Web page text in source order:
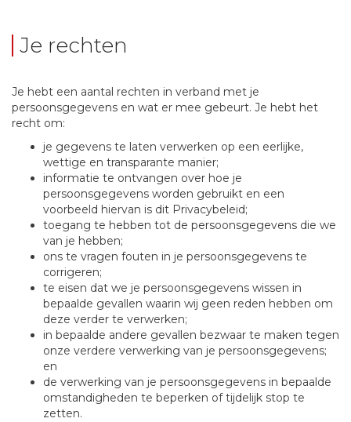
Je rechten
Je hebt een aantal rechten in verband met je
persoonsgegevens en wat er mee gebeurt. Je hebt het
recht om:
je gegevens te laten verwerken op een eerlijke,
wettige en transparante manier;
informatie te ontvangen over hoe je
persoonsgegevens worden gebruikt en een
voorbeeld hiervan is dit Privacybeleid;
toegang te hebben tot de persoonsgegevens die we
van je hebben;
ons te vragen fouten in je persoonsgegevens te
corrigeren;
te eisen dat we je persoonsgegevens wissen in
bepaalde gevallen waarin wij geen reden hebben om
deze verder te verwerken;
in bepaalde andere gevallen bezwaar te maken tegen
onze verdere verwerking van je persoonsgegevens;
en
de verwerking van je persoonsgegevens in bepaalde
omstandigheden te beperken of tijdelijk stop te
zetten.